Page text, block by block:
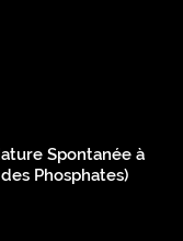
Spontanée à
Phosphates)